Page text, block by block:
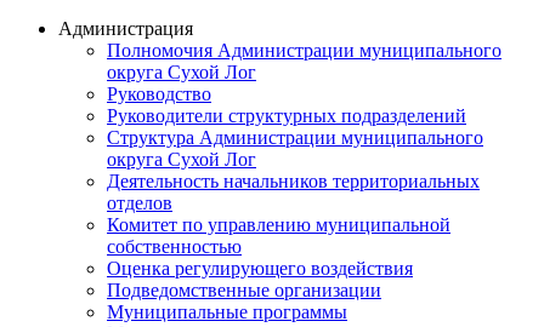
Администрация
Полномочия Администрации муниципального
округа Сухой Лог
Руководство
Руководители структурных подразделений
Структура Администрации муниципального
округа Сухой Лог
Деятельность начальников территориальных
отделов
Комитет по управлению муниципальной
собственностью
Оценка регулирующего воздействия
Подведомственные организации
Муниципальные программы